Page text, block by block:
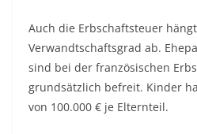
Auch die Erbschaftsteuer
Verwandtschaftsgrad ab.
sind bei der französischen
grundsätzlich befreit. Kinder
von 100.000 € je Elternteil.